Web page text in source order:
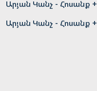
Արյան Կանչ - Հոսանք
Արյան Կանչ - Հոսանք